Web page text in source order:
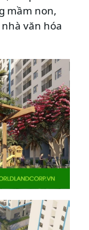
mầm non,
văn hóa